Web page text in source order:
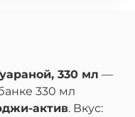
330 мл —
330 мл
актив. Вкус: